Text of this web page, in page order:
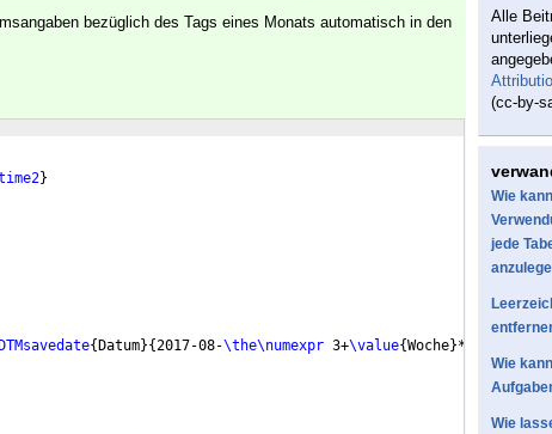
bezüglich des Tags eines Monats automatisch in den
}
{ Datum}{2017-08-\the\numexpr 3+\value{Woche}*7
Alle
(cc-by-
Wie
jede
Wie
Wie